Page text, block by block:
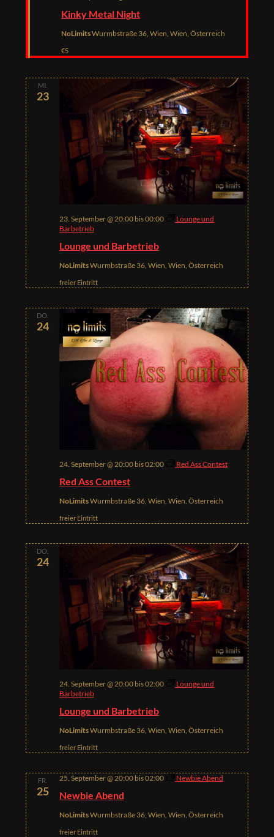
Kinky Metal Night
NoLimitsWurmbstraße 36, Wien, Wien, Österreich
€5
MI.
23
Lounge und Barbetrieb
23. September @ 20:00bis00:00
Lounge und
Barbetrieb
NoLimitsWurmbstraße 36, Wien, Wien, Österreich
freier Eintritt
DO.
24
Red Ass Contest
24. September @ 20:00bis02:00 Red Ass Contest
NoLimitsWurmbstraße 36, Wien, Wien, Österreich
freier Eintritt
DO.
24
Lounge und Barbetrieb
24. September @ 20:00bis02:00
Lounge und
Barbetrieb
NoLimitsWurmbstraße 36, Wien, Wien, Österreich
freier Eintritt
FR.
25 Newbie Abend
25. September @ 20:00bis02:00 Newbie Abend
NoLimitsWurmbstraße 36, Wien, Wien, Österreich
freier Eintritt